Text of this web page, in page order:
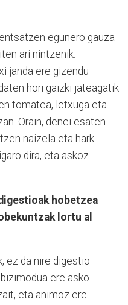
egunero gauza
ari nintzenik.
janda ere gizendu
hori gaizki jateagatik
tomatea, letxuga eta
Orain, denei esaten
naizela eta hark
dira, eta askoz
hobetzea
lortu al
ez da nire digestio
ere asko
eta animoz ere